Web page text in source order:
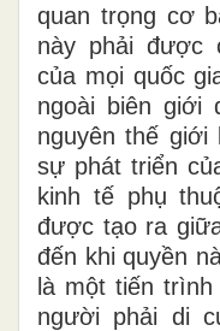
quan trọng cơ
này phải được
của mọi quốc
ngoài biên giới
nguyên thế giới
sự phát triển
kinh tế phụ
được tạo ra
đến khi quyền
là một tiến trình
người phải di